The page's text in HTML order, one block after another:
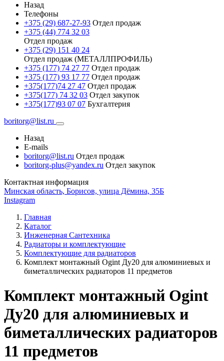
Назад
Телефоны
+375 (29) 687-27-93 Отдел продаж
+375 (44) 774 32 03
Отдел продаж
+375 (29) 151 40 24
Отдел продаж (МЕТАЛЛПРОФИЛЬ)
+375 (177) 74 27 77 Отдел продаж
+375 (177) 93 17 77 Отдел продаж
+375(177)74 27 47 Отдел продаж
+375(177) 74 32 03 Отдел закупок
+375(177)93 07 07 Бухгалтерия
boritorg@list.ru
Назад
E-mails
boritorg@list.ru Отдел продаж
boritorg-plus@yandex.ru Отдел закупок
Контактная информация
Минская область, Борисов, улица Дёмина, 35Б
Instagram
Главная
Каталог
Инженерная Сантехника
Радиаторы и комплектующие
Комплектующие для радиаторов
Комплект монтажный Ogint Ду20 для алюминиевых и
биметаллических радиаторов 11 предметов
Комплект монтажный Ogint
Ду20 для алюминиевых и
биметаллических радиаторов
11 предметов